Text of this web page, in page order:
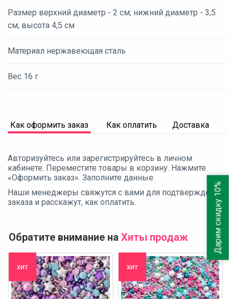
Размер верхний диаметр - 2 см; нижний диаметр - 3,5
см; высота 4,5 см
Материал нержавеющая сталь
Вес 16 г
Как оформить заказ Как оплатить Доставка
Авторизуйтесь или зарегистрируйтесь в личном
кабинете. Переместите товары в корзину. Нажмите
«Оформить заказ». Заполните данные.
Наши менеджеры свяжутся с вами для подтверждения
заказа и расскажут, как оплатить.
Обратите внимание на Хиты продаж
хит хит
Дарим скидку 10%